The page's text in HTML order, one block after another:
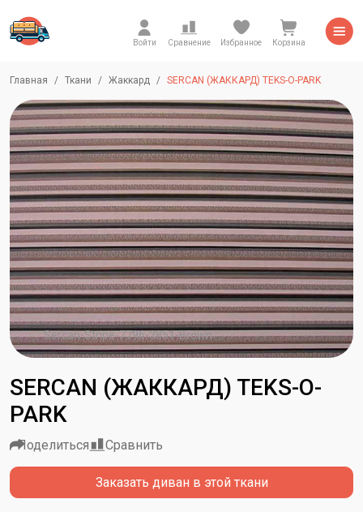
Войти Сравнение Избранное Корзина
Главная Ткани Жаккард SERCAN (ЖАККАРД) TEKS-O-PARK
Sercan-Stripe-7796-3851-Brown
SERCAN (ЖАККАРД) TEKS-O-
PARK
Заказать диван в этой ткани
Поделиться Сравнить